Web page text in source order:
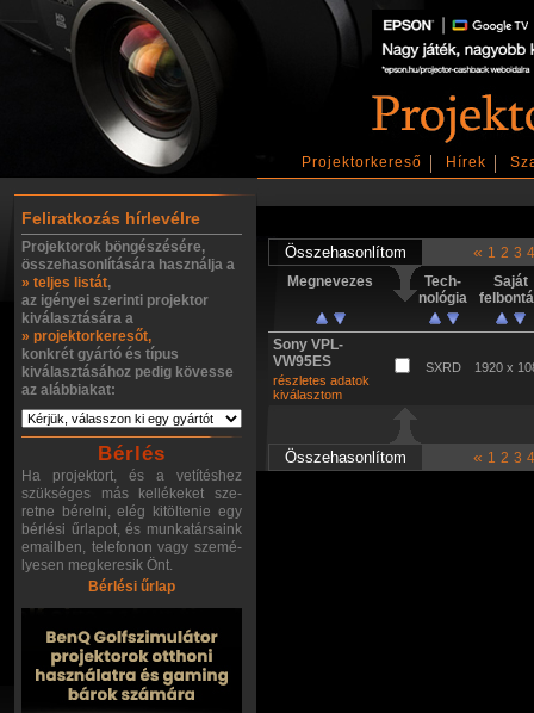
Projektorkereső Hírek
Feliratkozás hírlevélre
Projektorok böngészésére,
összehasonlítására használja a
» teljes listát,
az igényei szerinti projektor
kiválasztására a
» projektorkeresőt,
konkrét gyártó és típus
kiválasztásához pedig kövesse
az alábbiakat:
Bérlés
Ha projektort, és a vetítéshez
szükséges más kellékeket sze-
retne bérelni, elég kitöltenie egy
bérlési űrlapot, és munkatársaink
emailben, telefonon vagy szemé-
lyesen megkeresik Önt.
Bérlési űrlap
« 1 2 3 4
Megnevezes
Tech-
nológia
Saját
Sony VPL-
VW95ES
részletes adatok
kiválasztom
SXRD 1920 x
« 1 2 3 4